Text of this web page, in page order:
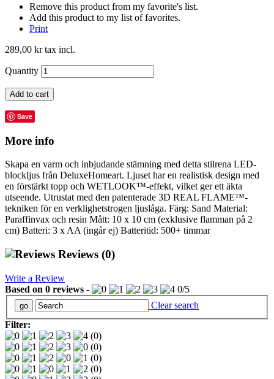
Remove this product from my favorite's list.
Add this product to my list of favorites.
Print
289,00 krtax incl.
Quantity
Add to cart
Save
More info
Skapa en varm och inbjudande stämning med detta stilrena LED-
blockljus från DeluxeHomeart. Ljuset har en realistisk design med
en förstärkt topp och WETLOOK™-effekt, vilket ger ett äkta
utseende. Utrustat med den patenterade 3D REAL FLAME™-
tekniken för en verklighetstrogen ljuslåga. Färg: Sand Material:
Paraffinvax och resin Mått: 10 x 10 cm (exklusive flamman på 2
cm) Batteri: 3 x AA (ingår ej) Batteritid: 500+ timmar
Reviews (0)
Write a Review
Based on 0 reviews - 0/5
Clear search
Filter:
(0)
(0)
(0)
(0)